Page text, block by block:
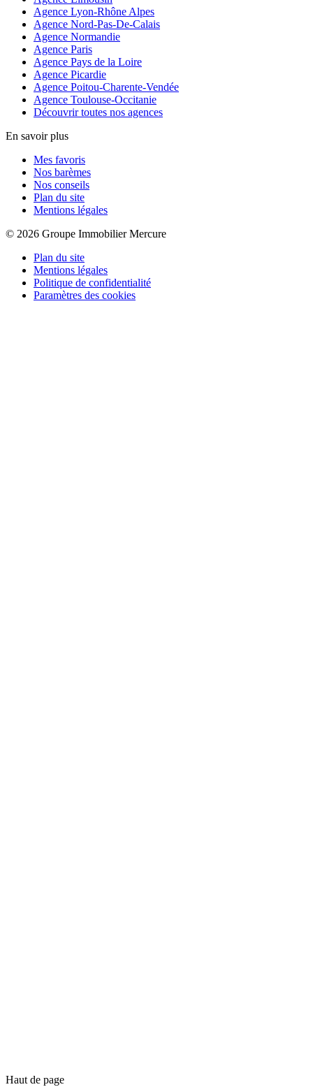
Agence Lyon-Rhône Alpes
Agence Nord-Pas-De-Calais
Agence Normandie
Agence Paris
Agence Pays de la Loire
Agence Picardie
Agence Poitou-Charente-Vendée
Agence Toulouse-Occitanie
Découvrir toutes nos agences
En savoir plus
Mes favoris
Nos barèmes
Nos conseils
Plan du site
Mentions légales
© 2026 Groupe Immobilier Mercure
Plan du site
Mentions légales
Politique de confidentialité
Paramètres des cookies
Haut de page